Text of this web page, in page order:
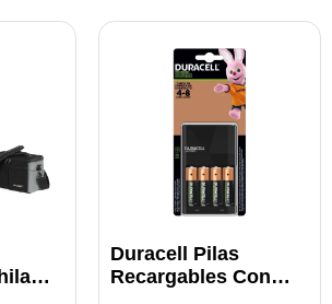
Duracell Pilas
Recargables Con